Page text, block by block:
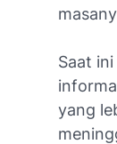
Saat
yang